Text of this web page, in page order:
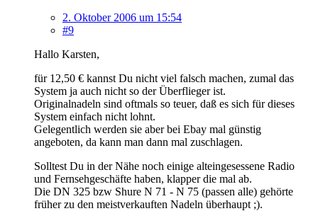
2. Oktober 2006 um 15:54
#9
Hallo Karsten,
für 12,50 € kannst Du nicht viel falsch machen, zumal das
System ja auch nicht so der Überflieger ist.
Originalnadeln sind oftmals so teuer, daß es sich für dieses
System einfach nicht lohnt.
Gelegentlich werden sie aber bei Ebay mal günstig
angeboten, da kann man dann mal zuschlagen.
Solltest Du in der Nähe noch einige alteingesessene Radio
und Fernsehgeschäfte haben, klapper die mal ab.
Die DN 325 bzw Shure N 71 - N 75 (passen alle) gehörte
früher zu den meistverkauften Nadeln überhaupt ;).